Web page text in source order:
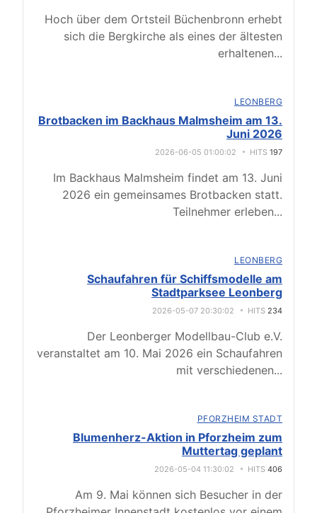
Hoch über dem Ortsteil Büchenbronn erhebt
sich die Bergkirche als eines der ältesten
erhaltenen...
LEONBERG
Brotbacken im Backhaus Malmsheim am 13.
Juni 2026
2026-06-05 01:00:02 HITS 197
Im Backhaus Malmsheim findet am 13. Juni
2026 ein gemeinsames Brotbacken statt.
Teilnehmer erleben...
LEONBERG
Schaufahren für Schiffsmodelle am
Stadtparksee Leonberg
2026-05-07 20:30:02 HITS 234
Der Leonberger Modellbau-Club e.V.
veranstaltet am 10. Mai 2026 ein Schaufahren
mit verschiedenen...
PFORZHEIM STADT
Blumenherz-Aktion in Pforzheim zum
Muttertag geplant
2026-05-04 11:30:02 HITS 406
Am 9. Mai können sich Besucher in der